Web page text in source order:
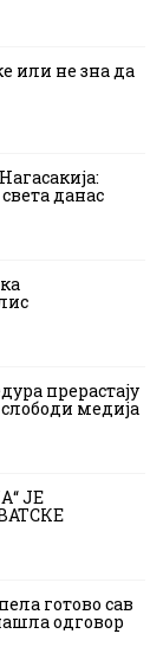
или не зна да
данас
прерастају
медија
ЈЕ
готово сав
одговор